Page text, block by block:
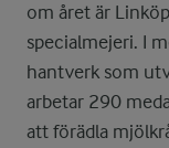
om året är
specialmejeri. I
hantverk som
arbetar 290
att förädla